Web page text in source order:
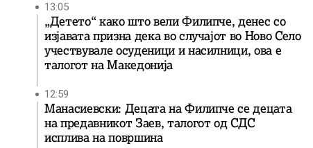
13:05
„Детето“ како што вели Филипче, денес со
изјавата призна дека во случајот во Ново Село
учествувале осуденици и насилници, ова е
талогот на Македонија
12:59
Манасиевски: Децата на Филипче се децата
на предавникот Заев, талогот од СДС
исплива на површина